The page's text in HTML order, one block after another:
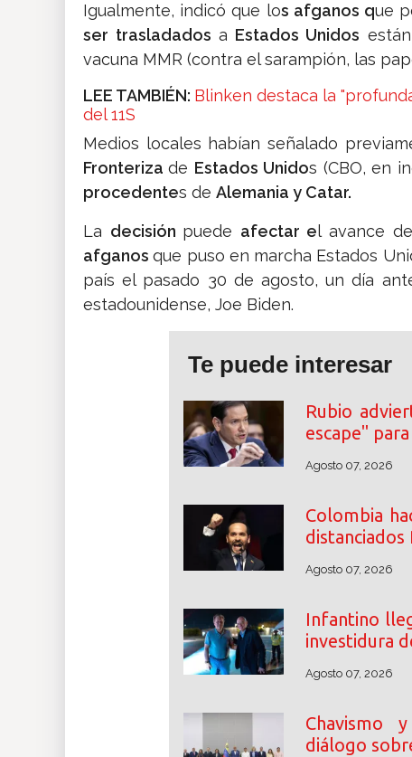
Igualmente, indicó que los afganos que
ser trasladados a Estados Unidos están
vacuna MMR (contra el sarampión, las
LEE TAMBIÉN: Blinken destaca la
del 11S
Medios locales habían señalado
Fronterizade Estados Unidos (CBO, en
procedentes de Alemania y Catar.
La decisión puede afectar el avance
afganosque puso en marcha Estados
país el pasado 30 de agosto, un día
estadounidense, Joe Biden.
Te puede interesar
Rubio
escape" para
Agosto 07, 2026
Colombia
distanciados
Agosto 07, 2026
Infantino
investidura
Agosto 07, 2026
Chavismo
diálogo